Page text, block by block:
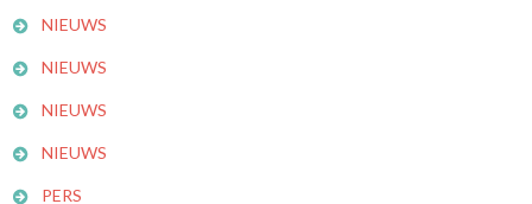
NIEUWS
NIEUWS
NIEUWS
NIEUWS
PERS